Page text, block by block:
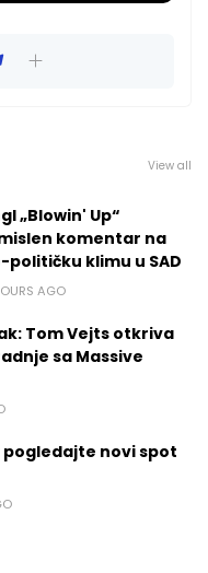
View all
„Blowin' Up“
komentar na
klimu u SAD
AGO
Tom Vejts otkriva
sa Massive
pogledajte novi spot